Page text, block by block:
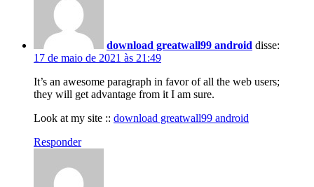
download greatwall99 android disse:
17 de maio de 2021 às 21:49
It’s an awesome paragraph in favor of all the web users;
they will get advantage from it I am sure.
Look at my site :: download greatwall99 android
Responder